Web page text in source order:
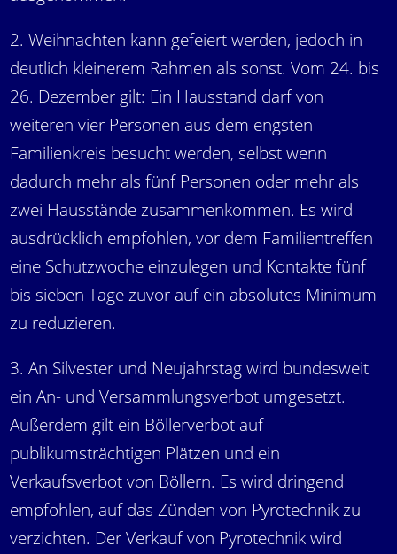
2. Weihnachten kann gefeiert werden, jedoch in
deutlich kleinerem Rahmen als sonst. Vom 24. bis
26. Dezember gilt: Ein Hausstand darf von
weiteren vier Personen aus dem engsten
Familienkreis besucht werden, selbst wenn
dadurch mehr als fünf Personen oder mehr als
zwei Hausstände zusammenkommen. Es wird
ausdrücklich empfohlen, vor dem Familientreffen
eine Schutzwoche einzulegen und Kontakte fünf
bis sieben Tage zuvor auf ein absolutes Minimum
zu reduzieren.
3. An Silvester und Neujahrstag wird bundesweit
ein An- und Versammlungsverbot umgesetzt.
Außerdem gilt ein Böllerverbot auf
publikumsträchtigen Plätzen und ein
Verkaufsverbot von Böllern. Es wird dringend
empfohlen, auf das Zünden von Pyrotechnik zu
verzichten. Der Verkauf von Pyrotechnik wird